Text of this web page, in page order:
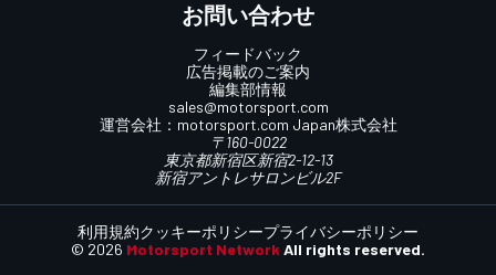
お問い合わせ
フィードバック
広告掲載のご案内
編集部情報
sales@motorsport.com
運営会社： motorsport.com Japan株式会社
〒160-0022
東京都新宿区新宿2-12-13
新宿アントレサロンビル2F
© 2026 Motorsport Network All rights reserved.
利用規約クッキーポリシープライバシーポリシー